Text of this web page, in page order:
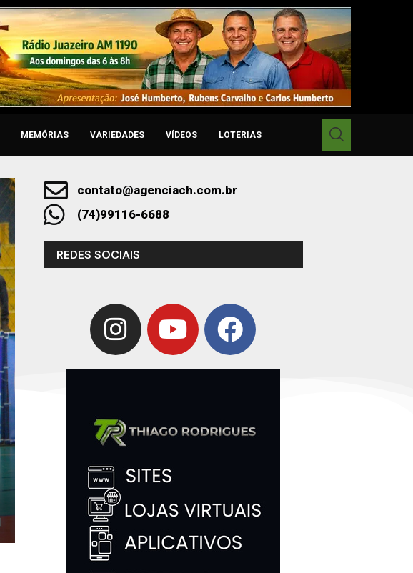
MEMÓRIAS VARIEDADES VÍDEOS LOTERIAS
contato@agenciach.com.br
(74)99116-6688
REDES SOCIAIS